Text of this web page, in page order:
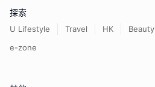
探索
U Lifestyle Travel HK Beauty
e-zone